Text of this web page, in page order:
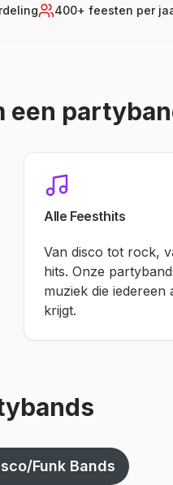
400+ feesten per
een
Alle Feesthits
Van disco tot rock,
hits. Onze
muziek die iedereen
krijgt.
Funk Bands